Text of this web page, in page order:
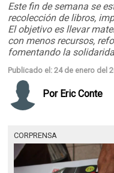
Este fin de semana se
recolección de libros,
El objetivo es llevar
con menos recursos,
fomentando la
Publicado el: 24 de enero del
Por Eric Conte
CORPRENSA